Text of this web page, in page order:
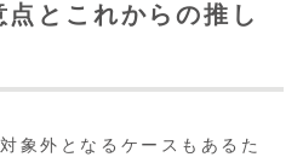
とこれからの推し
象外となるケースもあるた